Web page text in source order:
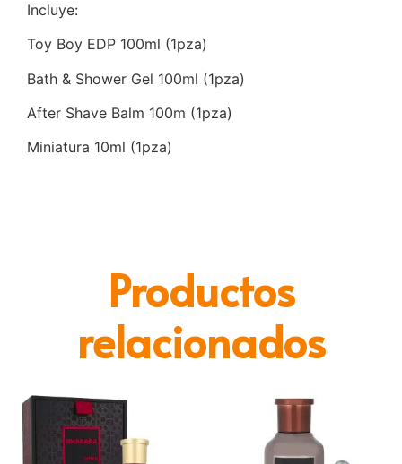
Incluye:
Toy Boy EDP 100ml (1pza)
Bath & Shower Gel 100ml (1pza)
After Shave Balm 100m (1pza)
Miniatura 10ml (1pza)
Productos
relacionados